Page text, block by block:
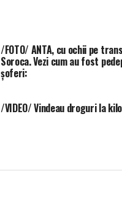
/FOTO/ ANTA, cu ochii pe
Soroca. Vezi cum au fost
șoferi:
/VIDEO/ Vindeau droguri la